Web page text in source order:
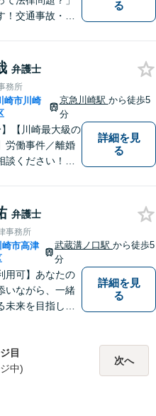
！交通事故・債
違和感一つをも
く、心からの笑
活できる社会を
尽力いたしま
る
弁護士
務所
崎市川崎
京急川崎駅 から徒歩5
分
】【川崎最大級の
労働事件／離婚
談ください！労
究会を行い、協
た高いレベルで
します。【初回
詳細を見
る
弁護士
事務所
崎市高津
武蔵溝ノ口駅から徒歩5
分
用可】あなたの
いながら、一緒
未来を目指しま
ートいたしま
障害のある方へ
詳細を見
る
目
中)
次へ